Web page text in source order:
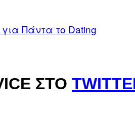
Πάντα το Dating
ΣΤΟ